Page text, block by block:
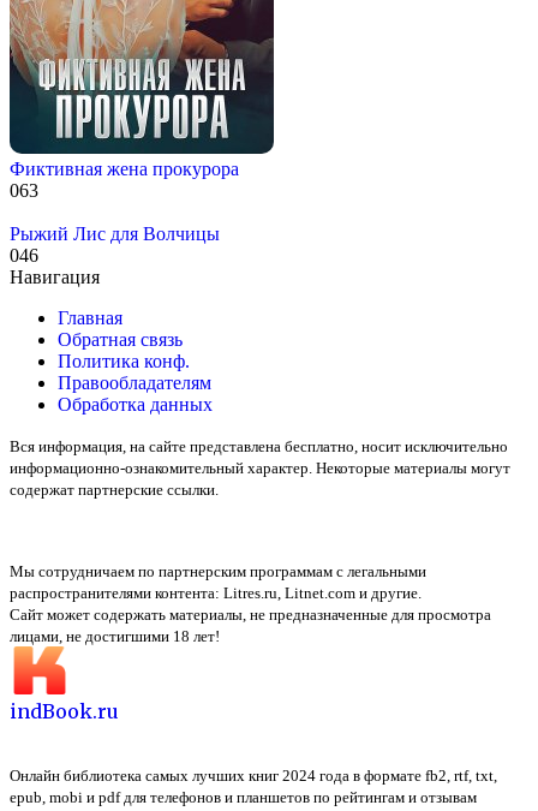
Фиктивная жена прокурора
063
Рыжий Лис для Волчицы
046
Навигация
Главная
Обратная связь
Политика конф.
Правообладателям
Обработка данных
Вся информация, на сайте представлена бесплатно, носит исключительно
информационно-ознакомительный характер. Некоторые материалы могут
содержат партнерские ссылки.
Мы сотрудничаем по партнерским программам с легальными
распространителями контента: Litres.ru, Litnet.com и другие.
Сайт может содержать материалы, не предназначенные для просмотра
лицами, не достигшими 18 лет!
indBook.ru
Онлайн библиотека самых лучших книг 2024 года в формате fb2, rtf, txt,
epub, mobi и pdf для телефонов и планшетов по рейтингам и отзывам